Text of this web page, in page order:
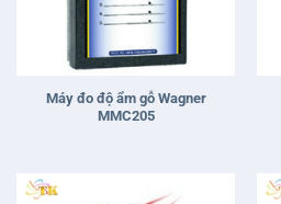
Máy đo độ ẩm gỗ Wagner
MMC205